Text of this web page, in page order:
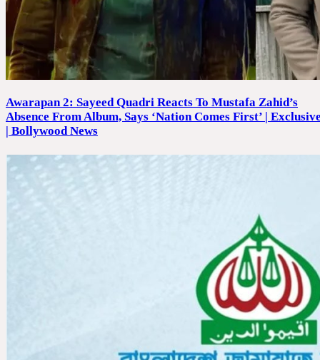
Awarapan 2: Sayeed Quadri Reacts To Mustafa Zahid’s
Absence From Album, Says ‘Nation Comes First’ |
| Bollywood News